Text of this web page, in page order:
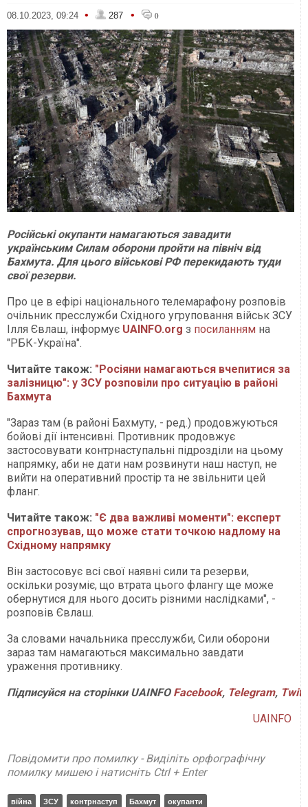
08.10.2023, 09:24 • 287 • 0
Російські окупанти намагаються завадити
українським Силам оборони пройти на північ від
Бахмута. Для цього військові РФ перекидають туди
свої резерви.
Про це в ефірі національного телемарафону розповів
очільник пресслужби Східного угруповання військ ЗСУ
Ілля Євлаш, інформує UAINFO.org з посиланням на
"РБК-Україна".
Читайте також: "Росіяни намагаються вчепитися за
залізницю": у ЗСУ розповіли про ситуацію в районі
Бахмута
"Зараз там (в районі Бахмуту, - ред.) продовжуються
бойові дії інтенсивні. Противник продовжує
застосовувати контрнаступальні підрозділи на цьому
напрямку, аби не дати нам розвинути наш наступ, не
вийти на оперативний простір та не звільнити цей
фланг.
Читайте також: "Є два важливі моменти": експерт
спрогнозував, що може стати точкою надлому на
Східному напрямку
Він застосовує всі свої наявні сили та резерви,
оскільки розуміє, що втрата цього флангу ще може
обернутися для нього досить різними наслідками", -
розповів Євлаш.
За словами начальника пресслужби, Сили оборони
зараз там намагаються максимально завдати
ураження противнику.
Підписуйся на сторінки UAINFO Facebook, Telegram,
UAINFO
Повідомити про помилку - Виділіть орфографічну
помилку мишею і натисніть Ctrl + Enter
війна ЗСУ контрнаступ Бахмут окупанти